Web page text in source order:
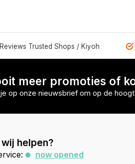
Trusted Shops / Kiyoh
meer promoties of
op onze nieuwsbrief om op de
wij helpen?
now opened